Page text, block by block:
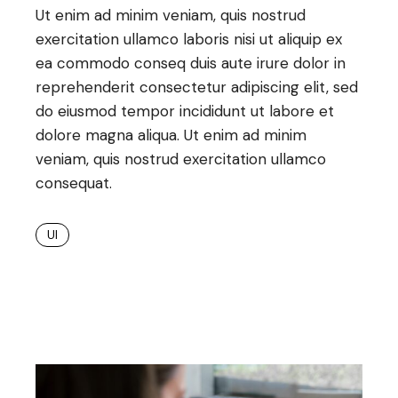
Ut enim ad minim veniam, quis nostrud
exercitation ullamco laboris nisi ut aliquip ex
ea commodo conseq duis aute irure dolor in
reprehenderit consectetur adipiscing elit, sed
do eiusmod tempor incididunt ut labore et
dolore magna aliqua. Ut enim ad minim
veniam, quis nostrud exercitation ullamco
consequat.
UI